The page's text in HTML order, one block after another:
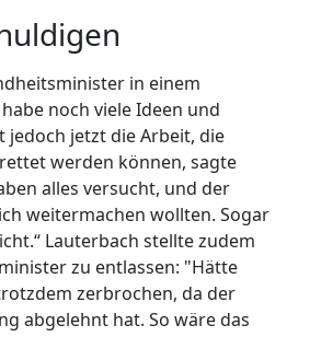
in einem
noch viele Ideen und
jedoch jetzt die Arbeit, die
werden können, sagte
alles versucht, und der
weitermachen wollten. Sogar
Lauterbach stellte zudem
zu entlassen: "Hätte
zerbrochen, da der
abgelehnt hat. So wäre das